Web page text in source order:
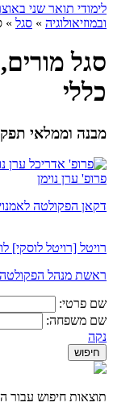
לימודי תואר שני
ובמוזיאולוגיה » סגל »
סגל
כללי
מבנה וממלאי
פרופ' ערן נוימן
דקאן הפקולטה
רויטל [רויטל לוסקי]
ראשת מנהל הפקולטה
שם פרטי:
שם משפחה:
נקה
תוצאות חיפוש עבור